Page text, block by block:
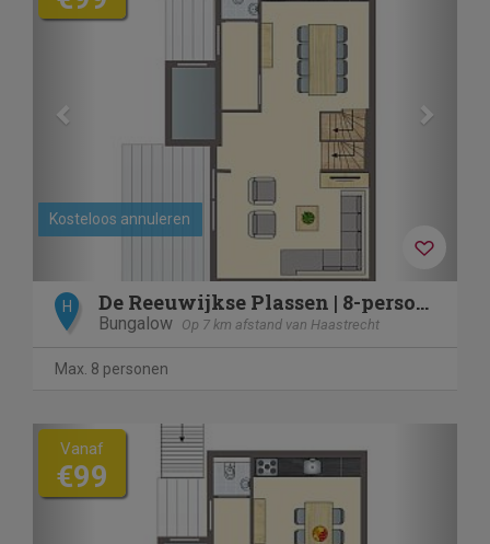
Kosteloos annuleren
H De Reeuwijkse Plassen | 8-persoons waterwoning | 8C1
Bungalow Op 7 km afstand van Haastrecht
Max. 8 personen
Previous
Vanaf
€99